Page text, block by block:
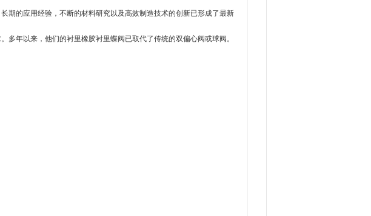
期的应用经验，不断的材料研究以及高效制造技术的创新已形成了最新
年以来，他们的衬里橡胶衬里蝶阀已取代了传统的双偏心阀或球阀。